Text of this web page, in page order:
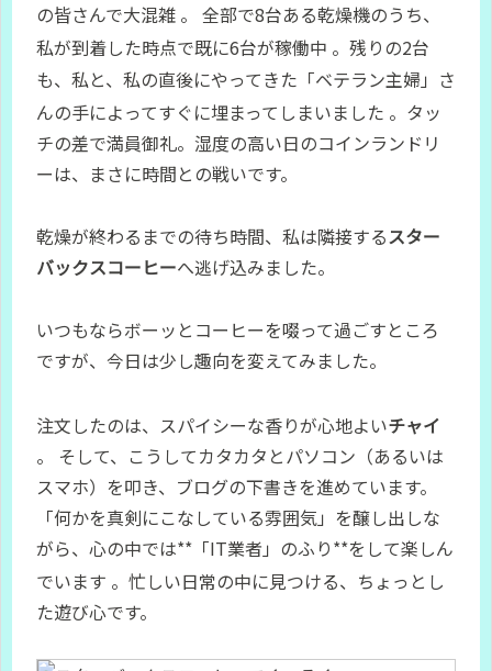
の皆さんで大混雑 。 全部で8台ある乾燥機のうち、
私が到着した時点で既に6台が稼働中 。残りの2台
も、私と、私の直後にやってきた「ベテラン主婦」さ
んの手によってすぐに埋まってしまいました 。タッ
チの差で満員御礼。湿度の高い日のコインランドリ
ーは、まさに時間との戦いです。
乾燥が終わるまでの待ち時間、私は隣接するスター
バックスコーヒーへ逃げ込みました。
いつもならボーッとコーヒーを啜って過ごすところ
ですが、今日は少し趣向を変えてみました。
注文したのは、スパイシーな香りが心地よいチャイ
。 そして、こうしてカタカタとパソコン（あるいは
スマホ）を叩き、ブログの下書きを進めています。
「何かを真剣にこなしている雰囲気」を醸し出しな
がら、心の中では**「IT業者」のふり**をして楽しん
でいます 。忙しい日常の中に見つける、ちょっとし
た遊び心です。